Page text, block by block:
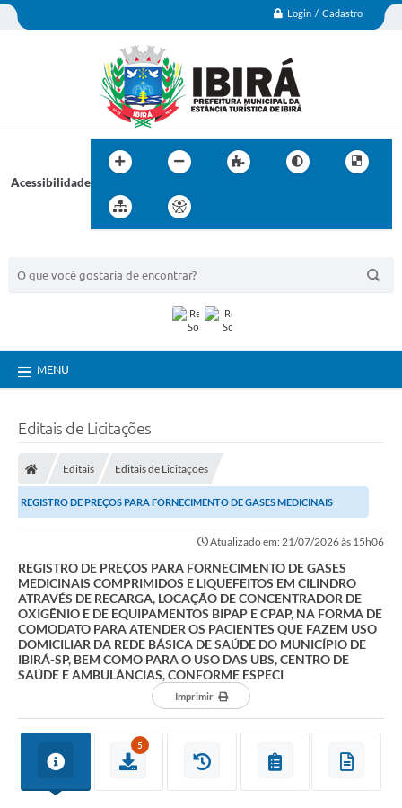
Login / Cadastro
Acessibilidade
MENU
Editais de Licitações
Editais Editais de Licitações
REGISTRO DE PREÇOS PARA FORNECIMENTO DE GASES MEDICINAIS
Atualizado em: 21/07/2026 às 15h06
REGISTRO DE PREÇOS PARA FORNECIMENTO DE GASES
MEDICINAIS COMPRIMIDOS E LIQUEFEITOS EM CILINDRO
ATRAVÉS DE RECARGA, LOCAÇÃO DE CONCENTRADOR DE
OXIGÊNIO E DE EQUIPAMENTOS BIPAP E CPAP, NA FORMA DE
COMODATO PARA ATENDER OS PACIENTES QUE FAZEM USO
DOMICILIAR DA REDE BÁSICA DE SAÚDE DO MUNICÍPIO DE
IBIRÁ-SP, BEM COMO PARA O USO DAS UBS, CENTRO DE
SAÚDE E AMBULÂNCIAS, CONFORME ESPECI
Imprimir
5